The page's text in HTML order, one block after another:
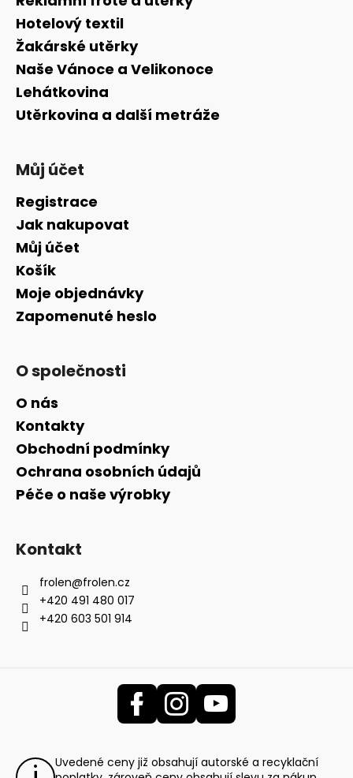
Hotelový textil
Žakárské utěrky
Naše Vánoce a Velikonoce
Lehátkovina
Utěrkovina a další metráže
Můj účet
Registrace
Jak nakupovat
Můj účet
Košík
Moje objednávky
Zapomenuté heslo
O společnosti
O nás
Kontakty
Obchodní podmínky
Ochrana osobních údajů
Péče o naše výrobky
Kontakt
frolen@frolen.cz
+420 491 480 017
+420 603 501 914
Uvedené ceny již obsahují autorské a recyklační